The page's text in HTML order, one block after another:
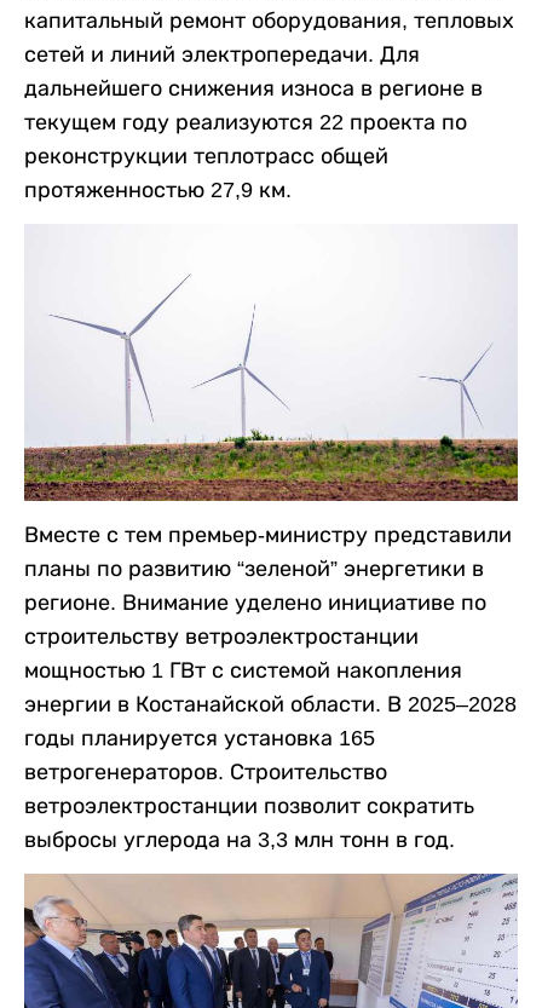
капитальный ремонт оборудования, тепловых
сетей и линий электропередачи. Для
дальнейшего снижения износа в регионе в
текущем году реализуются 22 проекта по
реконструкции теплотрасс общей
протяженностью 27,9 км.
Вместе с тем премьер-министру представили
планы по развитию “зеленой” энергетики в
регионе. Внимание уделено инициативе по
строительству ветроэлектростанции
мощностью 1 ГВт с системой накопления
энергии в Костанайской области. В 2025–2028
годы планируется установка 165
ветрогенераторов. Строительство
ветроэлектростанции позволит сократить
выбросы углерода на 3,3 млн тонн в год.